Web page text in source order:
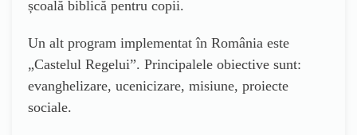
școală biblică pentru copii.
Un alt program implementat în România este
„Castelul Regelui”. Principalele obiective sunt:
evanghelizare, ucenicizare, misiune, proiecte
sociale.